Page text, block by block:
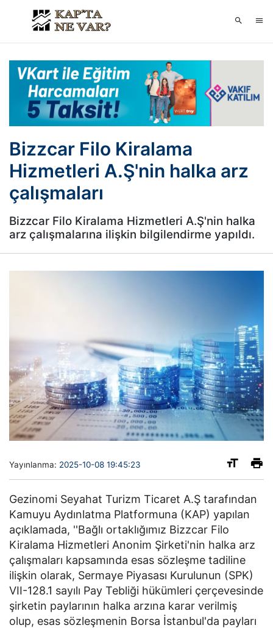
Bizzcar Filo Kiralama
Hizmetleri A.Ş'nin halka arz
çalışmaları
Bizzcar Filo Kiralama Hizmetleri A.Ş'nin halka
arz çalışmalarına ilişkin bilgilendirme yapıldı.
Yayınlanma: 2025-10-08 19:45:23
Gezinomi Seyahat Turizm Ticaret A.Ş tarafından
Kamuyu Aydınlatma Platformuna (KAP) yapılan
açıklamada, ''Bağlı ortaklığımız Bizzcar Filo
Kiralama Hizmetleri Anonim Şirketi'nin halka arz
çalışmaları kapsamında esas sözleşme tadiline
ilişkin olarak, Sermaye Piyasası Kurulunun (SPK)
VII-128.1 sayılı Pay Tebliği hükümleri çerçevesinde
şirketin paylarının halka arzına karar verilmiş
olup, esas sözleşmenin Borsa İstanbul'da payları